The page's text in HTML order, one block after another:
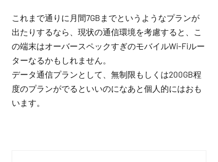
これまで通りに月間7GBまでというようなプランが
出たりするなら、現状の通信環境を考慮すると、こ
の端末はオーバースペックすぎのモバイルWi-Fiルー
ターなるかもしれません。
データ通信プランとして、無制限もしくは200GB程
度のプランがでるといいのになあと個人的にはおも
います。